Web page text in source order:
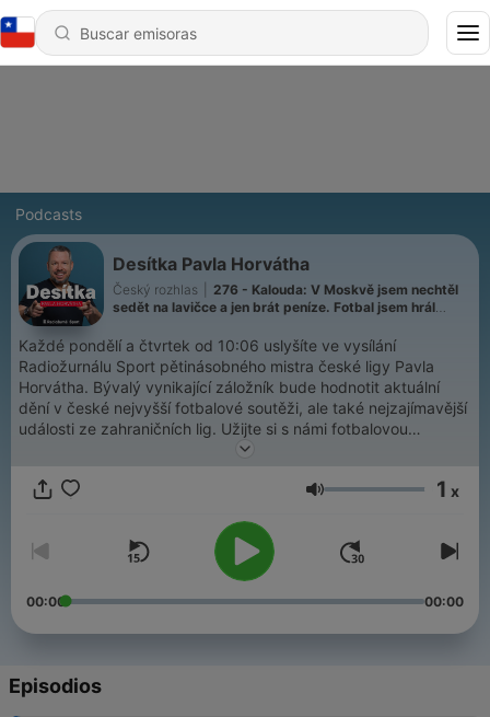
Podcasts
Desítka Pavla Horvátha
Český rozhlas
276 - Kalouda: V Moskvě jsem nechtěl
sedět na lavičce a jen brát peníze. Fotbal jsem hrál
Každé pondělí a čtvrtek od 10:06 uslyšíte ve vysílání
Radiožurnálu Sport pětinásobného mistra české ligy Pavla
Horvátha. Bývalý vynikající záložník bude hodnotit aktuální
dění v české nejvyšší fotbalové soutěži, ale také nejzajímavější
události ze zahraničních lig. Užijte si s námi fotbalovou
Všechny díly podcastu Desítka Pavla Horvátha můžete
mujRozhlas.cz.
Volumen 1 x
00:00 00:00
Episodios